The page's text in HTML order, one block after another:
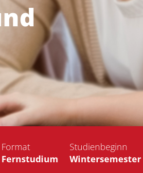
Format
Fernstudium
Studienbeginn
Wintersemester